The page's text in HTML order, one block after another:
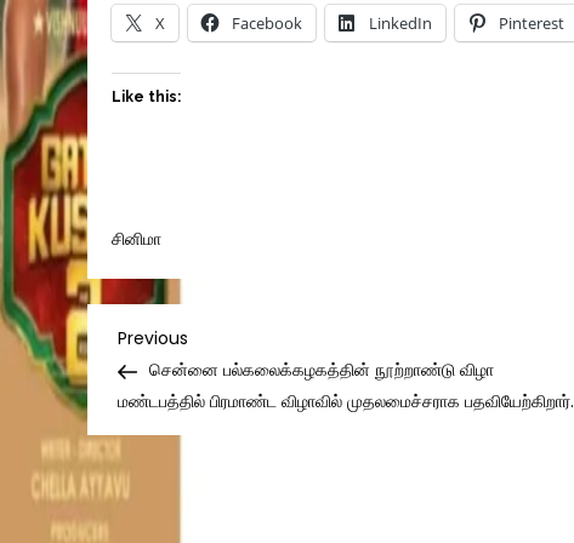
X Facebook LinkedIn Pinterest
Like this:
சினிமா
Post
navigation
Previous
Post
Previous
சென்னை பல்கலைக்கழகத்தின் நூற்றாண்டு விழா
மண்டபத்தில் பிரமாண்ட விழாவில் முதலமைச்சராக பதவியேற்கிறார்.